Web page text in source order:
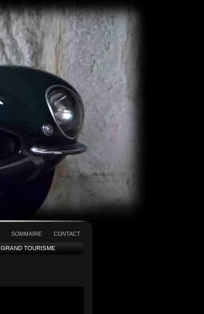
SOMMAIRE CONTACT
GRAND TOURISME